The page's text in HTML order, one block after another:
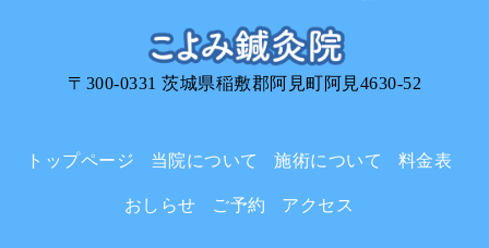
〒300-0331 茨城県稲敷郡阿見町阿見4630-52
トップページ 当院について 施術について 料金表
おしらせ ご予約 アクセス